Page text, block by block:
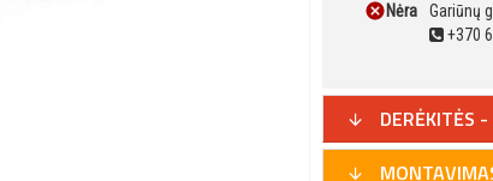
Nėra
Gariūnų
+370
DERĖKITĖS